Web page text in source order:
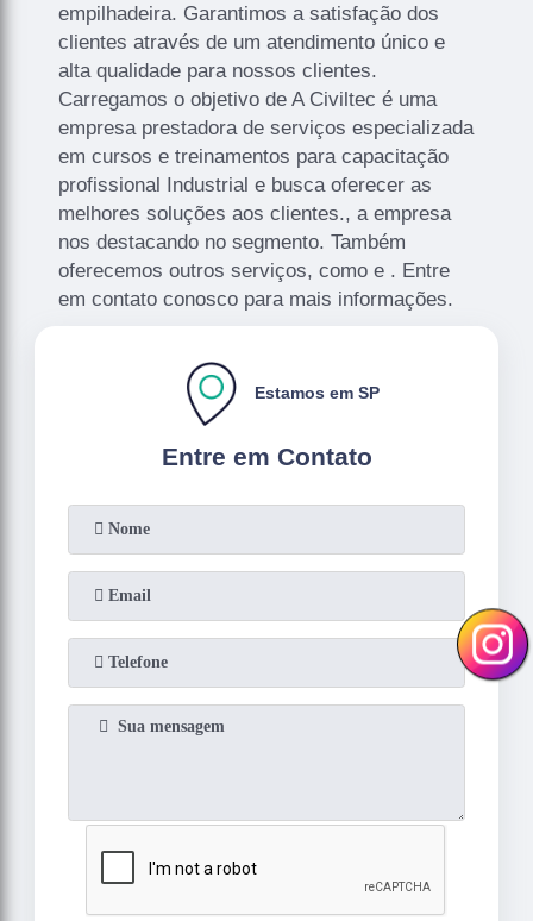
empilhadeira. Garantimos a satisfação dos
clientes através de um atendimento único e
alta qualidade para nossos clientes.
Carregamos o objetivo de A Civiltec é uma
empresa prestadora de serviços especializada
em cursos e treinamentos para capacitação
profissional Industrial e busca oferecer as
melhores soluções aos clientes., a empresa
nos destacando no segmento. Também
oferecemos outros serviços, como e . Entre
em contato conosco para mais informações.
Entre em Contato
Estamos em SP